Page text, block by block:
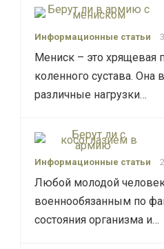
Информационные статьи
Мениск – это хрящевая
коленного сустава.
различные нагрузки…
Информационные статьи
Любой молодой
военнообязанным по
состояния организма и…